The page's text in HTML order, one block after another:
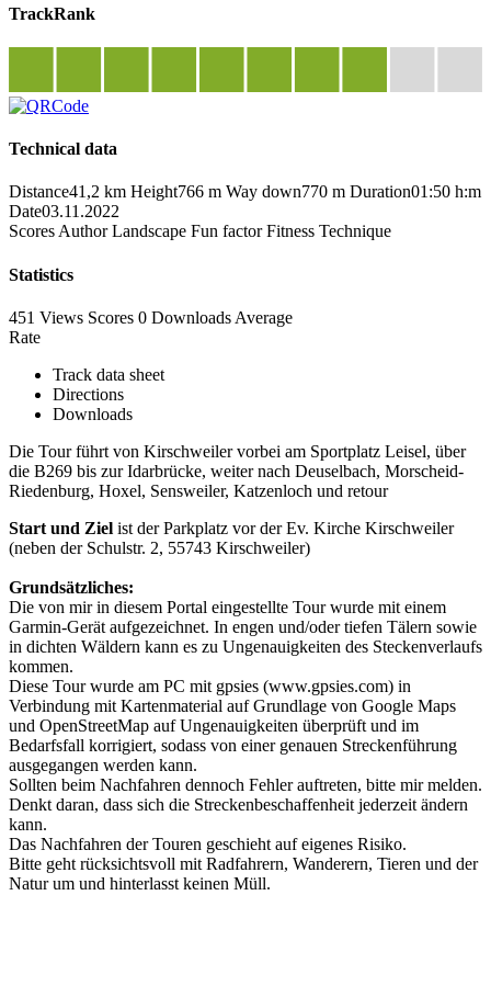
TrackRank
Technical data
Distance41,2 km Height766 m Way down770 m Duration01:50 h:m
Date03.11.2022
Scores Author Landscape Fun factor Fitness Technique
Statistics
451 Views Scores 0 Downloads Average
Rate
Track data sheet
Directions
Downloads
Die Tour führt von Kirschweiler vorbei am Sportplatz Leisel, über
die B269 bis zur Idarbrücke, weiter nach Deuselbach, Morscheid-
Riedenburg, Hoxel, Sensweiler, Katzenloch und retour
Start und Ziel ist der Parkplatz vor der Ev. Kirche Kirschweiler
(neben der Schulstr. 2, 55743 Kirschweiler)
Grundsätzliches:
Die von mir in diesem Portal eingestellte Tour wurde mit einem
Garmin-Gerät aufgezeichnet. In engen und/oder tiefen Tälern sowie
in dichten Wäldern kann es zu Ungenauigkeiten des Steckenverlaufs
kommen.
Diese Tour wurde am PC mit gpsies (www.gpsies.com) in
Verbindung mit Kartenmaterial auf Grundlage von Google Maps
und OpenStreetMap auf Ungenauigkeiten überprüft und im
Bedarfsfall korrigiert, sodass von einer genauen Streckenführung
ausgegangen werden kann.
Sollten beim Nachfahren dennoch Fehler auftreten, bitte mir melden.
Denkt daran, dass sich die Streckenbeschaffenheit jederzeit ändern
kann.
Das Nachfahren der Touren geschieht auf eigenes Risiko.
Bitte geht rücksichtsvoll mit Radfahrern, Wanderern, Tieren und der
Natur um und hinterlasst keinen Müll.